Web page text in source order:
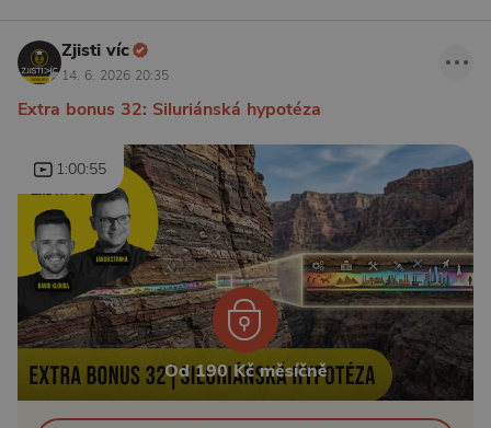
Zjisti víc
14. 6. 2026 20:35
Extra bonus 32: Siluriánská hypotéza
1:00:55
Od 190 Kč měsíčně